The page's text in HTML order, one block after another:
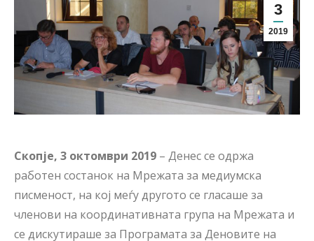
3
2019
Скопје, 3 октомври 2019 – Денес се одржа
работен состанок на Мрежата за медиумска
писменост, на кој меѓу другото се гласаше за
членови на координативната група на Мрежата и
се дискутираше за Програмата за Деновите на